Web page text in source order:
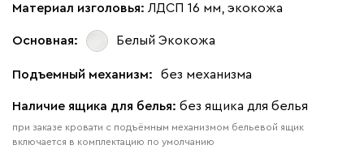
Материал изголовья: ЛДСП 16 мм, экокожа
Основная: Белый Экокожа
Подъемный механизм: без механизма
Наличие ящика для белья: без ящика для белья
при заказе кровати с подъёмным механизмом бельевой ящик
включается в комплектацию по умолчанию